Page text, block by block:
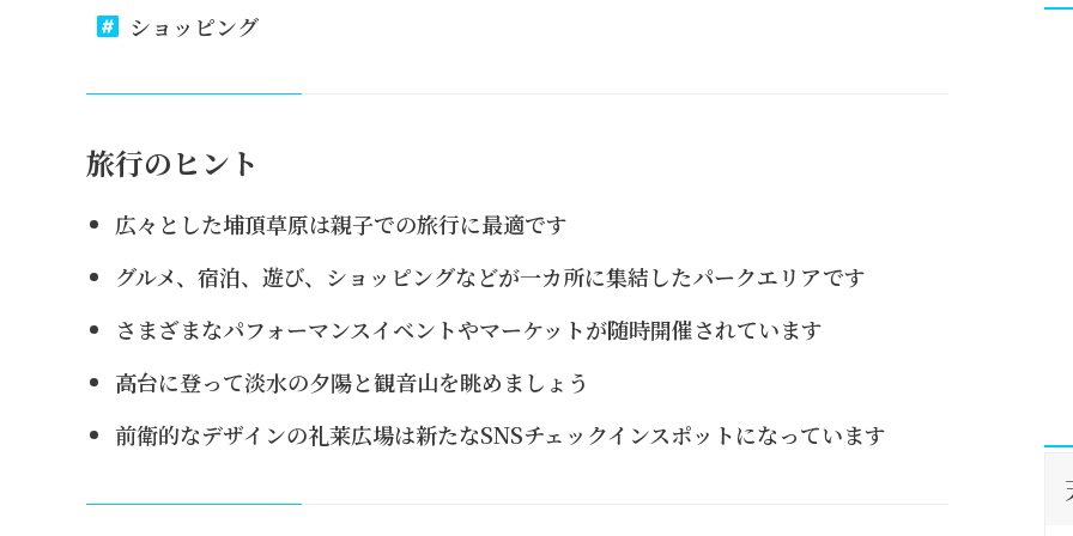
ショッピング
旅行のヒント
広々とした埔頂草原は親子での旅行に最適です
グルメ、宿泊、遊び、ショッピングなどが一カ所に集結したパークエリアです
さまざまなパフォーマンスイベントやマーケットが随時開催されています
高台に登って淡水の夕陽と観音山を眺めましょう
前衛的なデザインの礼莱広場は新たなSNSチェックインスポットになっています